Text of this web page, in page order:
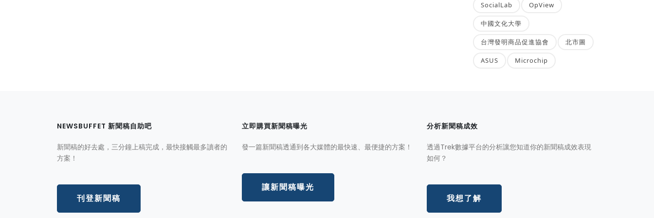
SocialLab OpView
中國文化大學
台灣發明商品促進協會 北市圖
ASUS Microchip
NEWSBUFFET 新聞稿自助吧
新聞稿的好去處，三分鐘上稿完成，最快接觸最多讀者的
方案！
刊登新聞稿
立即購買新聞稿曝光
發一篇新聞稿透通到各大媒體的最快速、最便捷的方案！
讓新聞稿曝光
分析新聞稿成效
透過Trek數據平台的分析讓您知道你的新聞稿成效表現
如何？
我想了解